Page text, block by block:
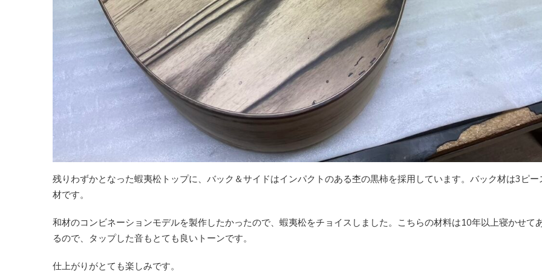
残りわずかとなった蝦夷松トップに、バック＆サイドはインパクトのある杢の黒柿を採用しています。バック材は3ピー
材です。
和材のコンビネーションモデルを製作したかったので、蝦夷松をチョイスしました。こちらの材料は10年以上寝かせて
るので、タップした音もとても良いトーンです。
仕上がりがとても楽しみです。